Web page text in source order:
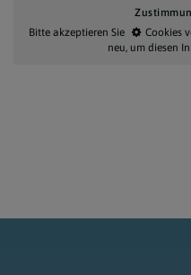
Bitte akzeptieren Sie
Cookies
neu, um diesen